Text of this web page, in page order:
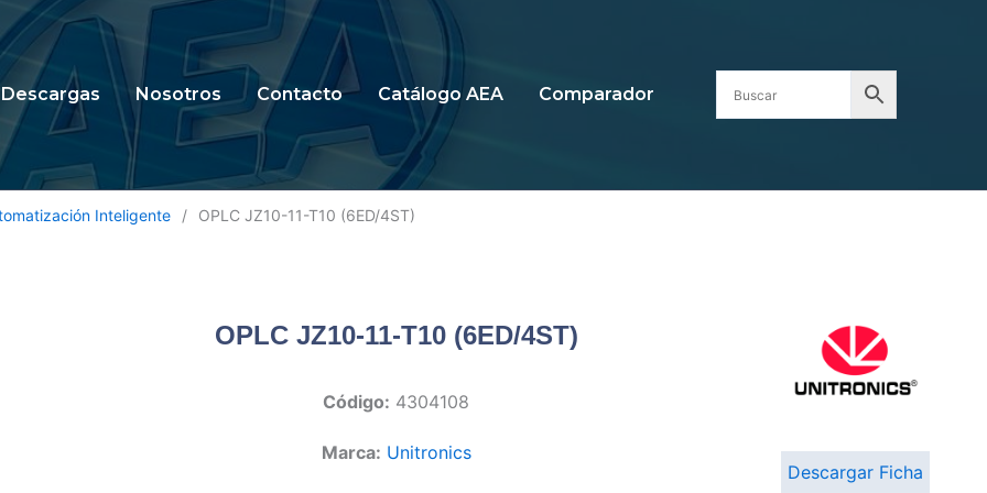
Descargas Nosotros Contacto Catálogo AEA Comparador
Inteligente / OPLC JZ10-11-T10 (6ED/4ST)
OPLC JZ10-11-T10 (6ED/4ST)
Código: 4304108
Marca: Unitronics
Descargar Ficha